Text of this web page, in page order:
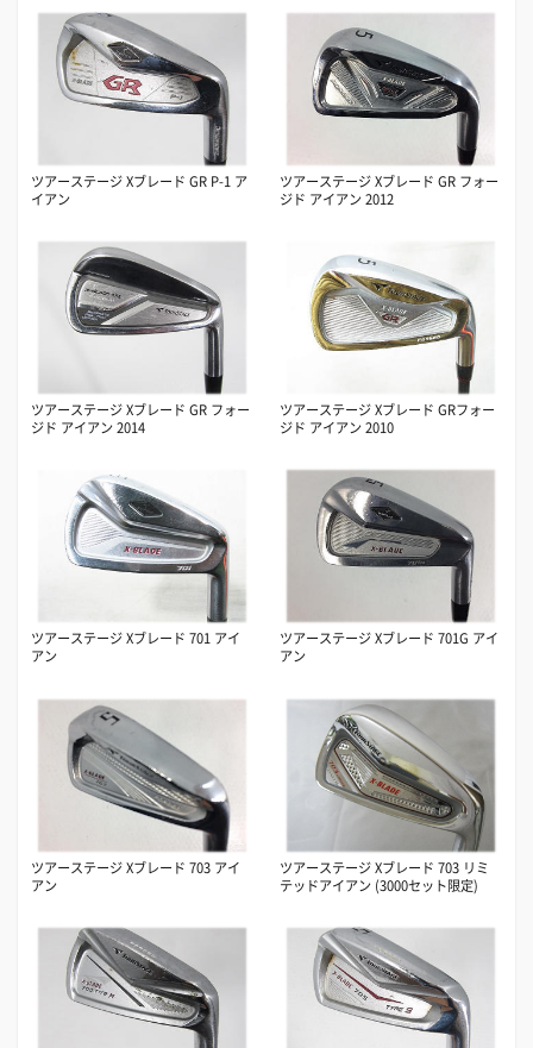
ツアーステージ Xブレード GR P-1 ア
イアン
ツアーステージ Xブレード GR フォー
ジド アイアン 2012
ツアーステージ Xブレード GR フォー
ジド アイアン 2014
ツアーステージ Xブレード GRフォー
ジド アイアン 2010
ツアーステージ Xブレード 701 アイ
アン
ツアーステージ Xブレード 701G アイ
アン
ツアーステージ Xブレード 703 アイ
アン
ツアーステージ Xブレード 703 リミ
テッドアイアン (3000セット限定)